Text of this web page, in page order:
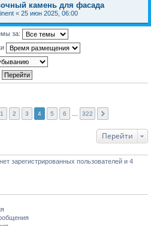
камень для фасада
« 25 июн 2025, 06:00
за:
1 2 3 4 5 6 322
Перейти
зарегистрированных пользователей и 4